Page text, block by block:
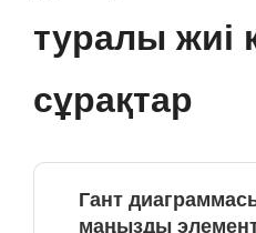
туралы жиі
сұрақтар
Гант
маңызды